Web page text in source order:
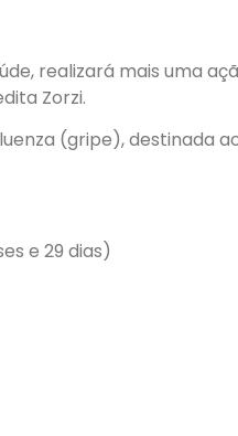
realizará mais uma
Zorzi.
(gripe), destinada
e 29 dias)